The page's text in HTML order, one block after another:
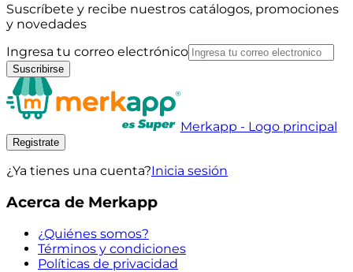
Suscríbete y recibe nuestros catálogos, promociones
y novedades
Ingresa tu correo electrónico
Suscribirse
Merkapp - Logo principal
Registrate
¿Ya tienes una cuenta?Inicia sesión
Acerca de Merkapp
¿Quiénes somos?
Términos y condiciones
Políticas de privacidad